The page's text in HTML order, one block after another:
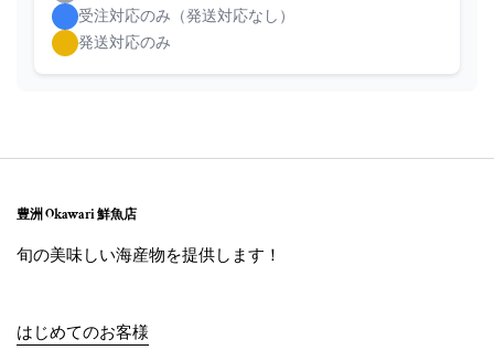
受注対応のみ（発送対応なし）
発送対応のみ
豊洲 Okawari 鮮魚店
旬の美味しい海産物を提供します！
はじめてのお客様